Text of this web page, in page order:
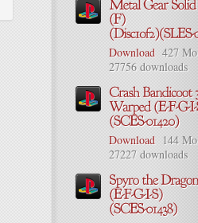
Download 427 Mo
27756 downloads
Download 144 Mo
27227 downloads